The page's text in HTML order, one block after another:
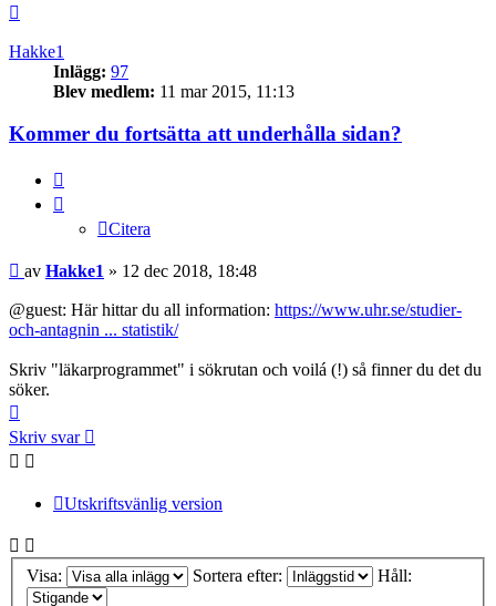
Hakke1
Inlägg: 97
Blev medlem: 11 mar 2015, 11:13
Kommer du fortsätta att underhålla sidan?
Citera
Inlägg
av Hakke1 » 12 dec 2018, 18:48
@guest: Här hittar du all information: https://www.uhr.se/studier-
och-antagnin ... statistik/
Skriv "läkarprogrammet" i sökrutan och voilá (!) så finner du det du
söker.
Skriv svar
Utskriftsvänlig version
Visa: Sortera efter: Håll: